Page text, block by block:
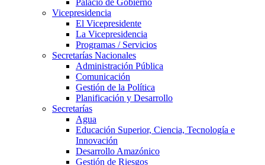
Palacio de Gobierno
Vicepresidencia
El Vicepresidente
La Vicepresidencia
Programas / Servicios
Secretarías Nacionales
Administración Pública
Comunicación
Gestión de la Política
Planificación y Desarrollo
Secretarías
Agua
Educación Superior, Ciencia, Tecnología e
Innovación
Desarrollo Amazónico
Gestión de Riesgos